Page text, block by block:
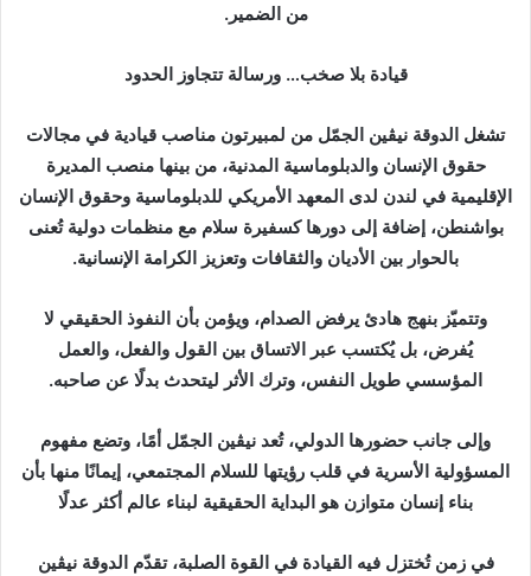
من الضمير.
قيادة بلا صخب… ورسالة تتجاوز الحدود
تشغل الدوقة نيڤين الجمّل من لمبيرتون مناصب قيادية في مجالات
حقوق الإنسان والدبلوماسية المدنية، من بينها منصب المديرة
الإقليمية في لندن لدى المعهد الأمريكي للدبلوماسية وحقوق الإنسان
بواشنطن، إضافة إلى دورها كسفيرة سلام مع منظمات دولية تُعنى
بالحوار بين الأديان والثقافات وتعزيز الكرامة الإنسانية.
وتتميّز بنهج هادئ يرفض الصدام، ويؤمن بأن النفوذ الحقيقي لا
يُفرض، بل يُكتسب عبر الاتساق بين القول والفعل، والعمل
المؤسسي طويل النفس، وترك الأثر ليتحدث بدلًا عن صاحبه.
وإلى جانب حضورها الدولي، تُعد نيڤين الجمّل أمًا، وتضع مفهوم
المسؤولية الأسرية في قلب رؤيتها للسلام المجتمعي، إيمانًا منها بأن
بناء إنسان متوازن هو البداية الحقيقية لبناء عالم أكثر عدلًا
في زمن تُختزل فيه القيادة في القوة الصلبة، تقدّم الدوقة نيڤين